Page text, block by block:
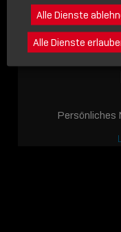
LINDY ACADEMY
JETZT
VERFÜGBAR:
LINDY
WISSEN,
Persönliches
Alle Dienste
Alle Dienste